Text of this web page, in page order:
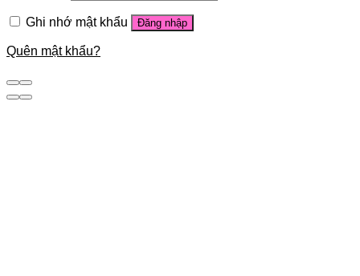
Ghi nhớ mật khẩu Đăng nhập
Quên mật khẩu?